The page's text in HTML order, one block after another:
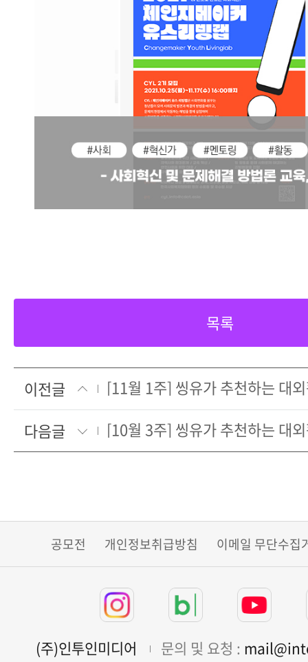
목록
이전글
[11월 1주] 씽유가 추천하는 대
다음글
[10월 3주] 씽유가 추천하는 대
공모전 개인정보취급방침 이메일 무단수집
(주)인투인미디어 문의 및 요청 :